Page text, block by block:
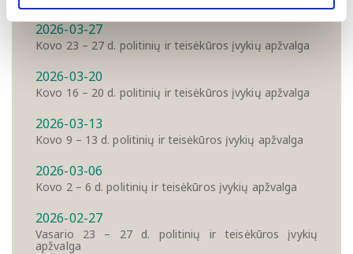
2026-03-27
Kovo 23 – 27 d. politinių ir teisėkūros įvykių apžvalga
2026-03-20
Kovo 16 – 20 d. politinių ir teisėkūros įvykių apžvalga
2026-03-13
Kovo 9 – 13 d. politinių ir teisėkūros įvykių apžvalga
2026-03-06
Kovo 2 – 6 d. politinių ir teisėkūros įvykių apžvalga
2026-02-27
Vasario 23 – 27 d. politinių ir teisėkūros įvykių
apžvalga